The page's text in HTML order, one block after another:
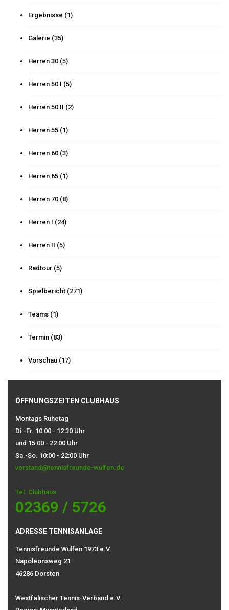
Ergebnisse (1)
Galerie (35)
Herren 30 (5)
Herren 50 I (5)
Herren 50 II (2)
Herren 55 (1)
Herren 60 (3)
Herren 65 (1)
Herren 70 (8)
Herren I (24)
Herren II (5)
Radtour (5)
Spielbericht (271)
Teams (1)
Termin (83)
Vorschau (17)
ÖFFNUNGSZEITEN CLUBHAUS
Montags Ruhetag
Di.-Fr. 10:00 - 12:30 Uhr
und 15:00 - 22:00 Uhr
Sa.-So. 10:00 - 22:00 Uhr
vorstand@tennisfreunde-wulfen.de
Tel. Clubhaus
02369 / 5726
ADRESSE TENNISANLAGE
Tennisfreunde Wulfen 1973 e.V.
Napoleonsweg 21
46286 Dorsten
Westfälischer Tennis-Verband e.V.